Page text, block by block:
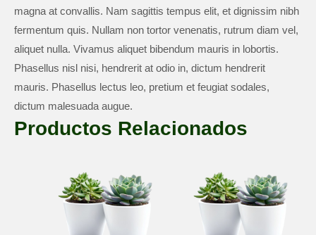
magna at convallis. Nam sagittis tempus elit, et dignissim nibh
fermentum quis. Nullam non tortor venenatis, rutrum diam vel,
aliquet nulla. Vivamus aliquet bibendum mauris in lobortis.
Phasellus nisl nisi, hendrerit at odio in, dictum hendrerit
mauris. Phasellus lectus leo, pretium et feugiat sodales,
dictum malesuada augue.
Productos Relacionados